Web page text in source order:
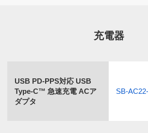
充電器
USB PD-PPS対応 USB
Type-C™ 急速充電 ACア
ダプタ
SB-